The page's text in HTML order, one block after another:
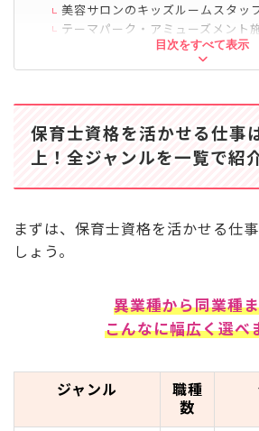
美容サロンのキッズルームスタッ
テーマパーク・アミューズメント
子ども服の販売員
保育士派遣・人材コーディネータ
保育園の栄養士・調理スタッフ
未経験から異業種へ転職する3
在宅・副業としてもぴったり！
オンライン幼児教室の講師
保育士インスタグラマー・SNS発
オンライン育児相談・カウンセラー
お絵描き・筆ペンクリエイター
ハンドメイド・型紙販売クリエイ
障がい児施設（児童発達支援・放
目次をすべて表示
保育士資格を活かせる仕事
上！全ジャンルを一覧で紹
まずは、保育士資格を活かせる仕
しょう。
異業種から同業種
こんなに幅広く選べ
ジャンル
職種
数